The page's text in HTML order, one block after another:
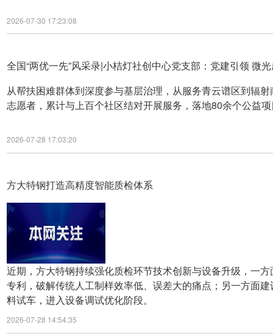
2026-07-30 17:23:08
全国“两优一先”风采录|小桔灯社创中心党支部：党建引领 微
从帮扶困难群体到深度参与基层治理，从服务青云谱区到辐
志愿者，累计与上百个社区结对开展服务，落地80余个公益
2026-07-28 17:03:20
方大特钢打造高精度智能质检体系
近期，方大特钢持续强化质检环节技术创新与设备升级，一
专利，破解传统人工制样效率低、误差大的痛点；另一方面
料试车，进入设备调试优化阶段。
2026-07-28 14:54:35